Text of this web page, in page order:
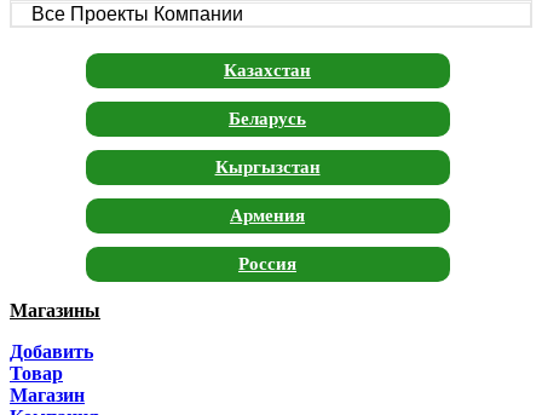
Все Проекты Компании
Казахстан
Беларусь
Кыргызстан
Армения
Россия
Магазины
Добавить
Товар
Магазин